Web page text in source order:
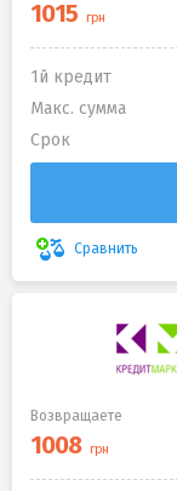
1й кредит
Макс. сумма
Срок
Сравнить
Возвращаете